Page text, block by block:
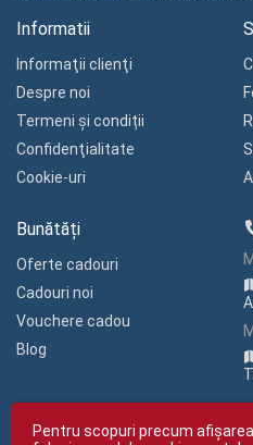
Informatii
Informaţii clienţi
Despre noi
Termeni și condiții
Confidenţialitate
Cookie-uri
Bunătăți
Oferte cadouri
Cadouri noi
Vouchere cadou
Blog
Pentru scopuri precum